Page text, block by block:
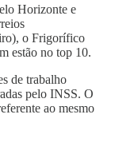
Horizonte e
o Frigorífico
estão no top 10.
de trabalho
pelo INSS. O
ao mesmo